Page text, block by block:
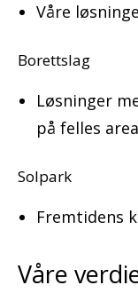
Våre
Borettslag
Løsninger
på felles
Solpark
Fremtidens
Våre